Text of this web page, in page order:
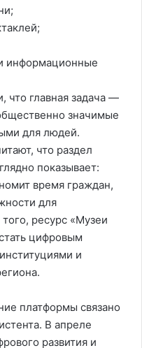
информационные
что главная задача —
значимые
для людей.
что раздел
показывает:
время граждан,
для
ресурс «Музеи
цифровым
и
платформы связано
В апреле
развития и